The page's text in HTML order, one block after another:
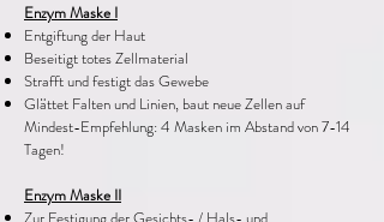
Enzym Maske I
Entgiftung der Haut
Beseitigt totes Zellmaterial
Strafft und festigt das Gewebe
Glättet Falten und Linien, baut neue Zellen auf
Mindest-Empfehlung: 4 Masken im Abstand von 7-14
Tagen!
Enzym Maske II